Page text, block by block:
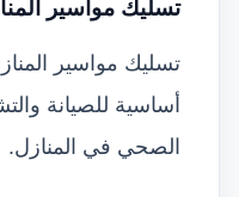
تسليك مواسير
تسليك مواسير
أساسية للصيانة
الصحي في المنازل.